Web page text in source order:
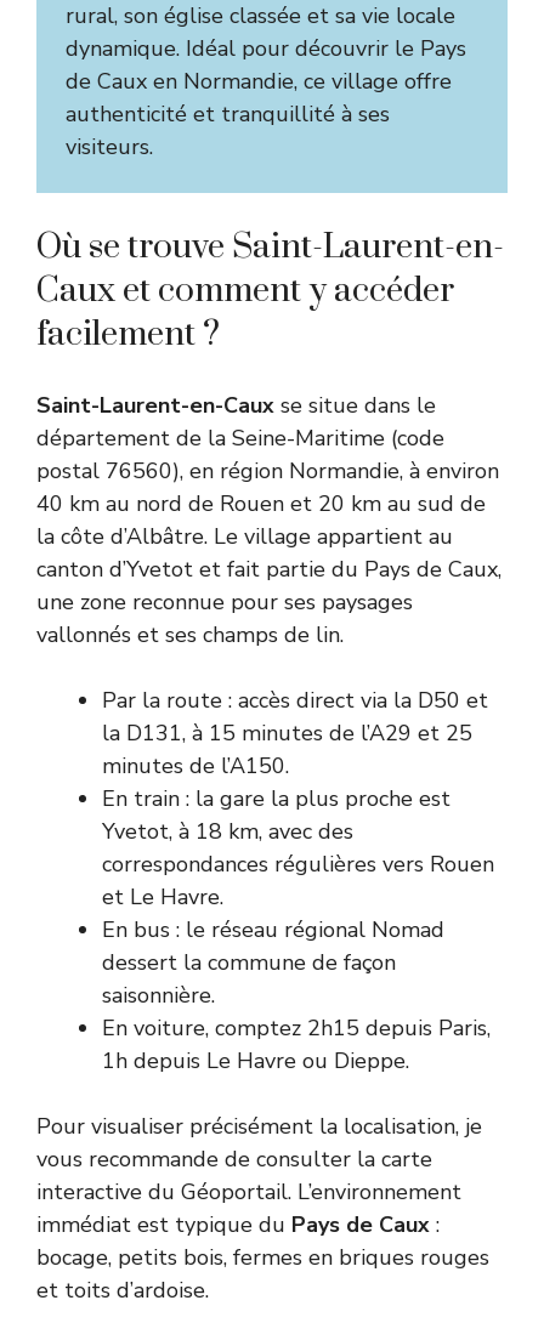
rural, son église classée et sa vie locale
dynamique. Idéal pour découvrir le Pays
de Caux en Normandie, ce village offre
authenticité et tranquillité à ses
visiteurs.
Où se trouve Saint-Laurent-en-
Caux et comment y accéder
facilement ?
Saint-Laurent-en-Caux se situe dans le
département de la Seine-Maritime (code
postal 76560), en région Normandie, à environ
40 km au nord de Rouen et 20 km au sud de
la côte d’Albâtre. Le village appartient au
canton d’Yvetot et fait partie du Pays de Caux,
une zone reconnue pour ses paysages
vallonnés et ses champs de lin.
Par la route : accès direct via la D50 et
la D131, à 15 minutes de l’A29 et 25
minutes de l’A150.
En train : la gare la plus proche est
Yvetot, à 18 km, avec des
correspondances régulières vers Rouen
et Le Havre.
En bus : le réseau régional Nomad
dessert la commune de façon
saisonnière.
En voiture, comptez 2h15 depuis Paris,
1h depuis Le Havre ou Dieppe.
Pour visualiser précisément la localisation, je
vous recommande de consulter la carte
interactive du Géoportail. L’environnement
immédiat est typique du Pays de Caux :
bocage, petits bois, fermes en briques rouges
et toits d’ardoise.